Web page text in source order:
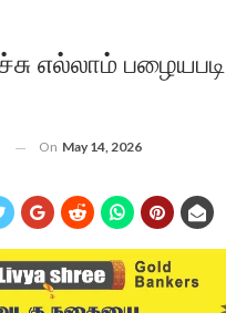
எல்லாம் பழையபடி
On May 14, 2026